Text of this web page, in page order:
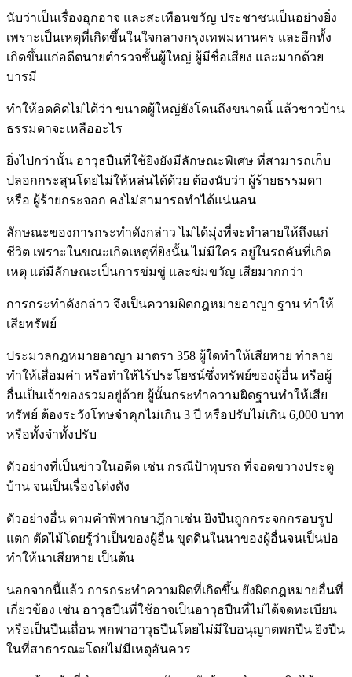
นับว่าเป็นเรื่องอุกอาจ และสะเทือนขวัญ ประชาชนเป็นอย่างยิ่ง
เพราะเป็นเหตุที่เกิดขึ้นในใจกลางกรุงเทพมหานคร และอีกทั้ง
เกิดขึ้นแก่อดีตนายตำรวจชั้นผู้ใหญ่ ผู้มีชื่อเสียง และมากด้วย
บารมี
ทำให้อดคิดไม่ได้ว่า ขนาดผู้ใหญ่ยังโดนถึงขนาดนี้ แล้วชาวบ้าน
ธรรมดาจะเหลืออะไร
ยิ่งไปกว่านั้น อาวุธปืนที่ใช้ยิงยังมีลักษณะพิเศษ ที่สามารถเก็บ
ปลอกกระสุนโดยไม่ให้หล่นได้ด้วย ต้องนับว่า ผู้ร้ายธรรมดา
หรือ ผู้ร้ายกระจอก คงไม่สามารถทำได้แน่นอน
ลักษณะของการกระทำดังกล่าว ไม่ได้มุ่งที่จะทำลายให้ถึงแก่
ชีวิต เพราะในขณะเกิดเหตุที่ยิงนั้น ไม่มีใคร อยู่ในรถคันที่เกิด
เหตุ แต่มีลักษณะเป็นการข่มขู่ และข่มขวัญ เสียมากกว่า
การกระทำดังกล่าว จึงเป็นความผิดกฎหมายอาญา ฐาน ทำให้
เสียทรัพย์
ประมวลกฎหมายอาญา มาตรา 358 ผู้ใดทำให้เสียหาย ทำลาย
ทำให้เสื่อมค่า หรือทำให้ไร้ประโยชน์ซึ่งทรัพย์ของผู้อื่น หรือผู้
อื่นเป็นเจ้าของรวมอยู่ด้วย ผู้นั้นกระทำความผิดฐานทำให้เสีย
ทรัพย์ ต้องระวังโทษจำคุกไม่เกิน 3 ปี หรือปรับไม่เกิน 6,000 บาท
หรือทั้งจำทั้งปรับ
ตัวอย่างที่เป็นข่าวในอดีต เช่น กรณีป้าทุบรถ ที่จอดขวางประตู
บ้าน จนเป็นเรื่องโด่งดัง
ตัวอย่างอื่น ตามคำพิพากษาฎีกาเช่น ยิงปืนถูกกระจกกรอบรูป
แตก ตัดไม้โดยรู้ว่าเป็นของผู้อื่น ขุดดินในนาของผู้อื่นจนเป็นบ่อ
ทำให้นาเสียหาย เป็นต้น
นอกจากนี้แล้ว การกระทำความผิดที่เกิดขึ้น ยังผิดกฎหมายอื่นที่
เกี่ยวข้อง เช่น อาวุธปืนที่ใช้อาจเป็นอาวุธปืนที่ไม่ได้จดทะเบียน
หรือเป็นปืนเถื่อน พกพาอาวุธปืนโดยไม่มีใบอนุญาตพกปืน ยิงปืน
ในที่สาธารณะโดยไม่มีเหตุอันควร